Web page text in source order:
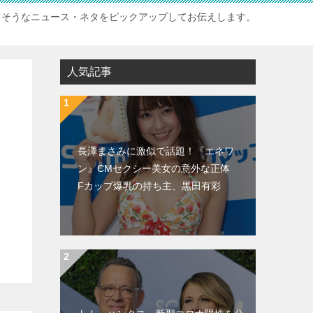
うなニュース・ネタをピックアップしてお伝えします。
人気記事
長澤まさみに激似で話題！『エネワ
ン』CMセクシー美女の意外な正体
Fカップ爆乳の持ち主、黒田有彩